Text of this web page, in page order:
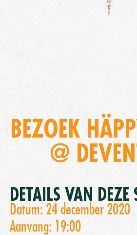
BEZOEK
@
DETAILS VAN DEZE
Datum: 24 december 2020
Aanvang: 19:00